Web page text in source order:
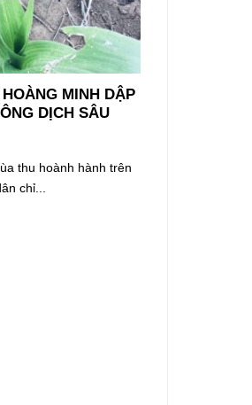
MINH DẬP
DỊCH SÂU
thu hoành hành trên
chỉ...